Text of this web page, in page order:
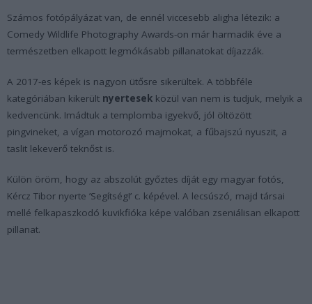
Számos fotópályázat van, de ennél viccesebb aligha létezik: a
Comedy Wildlife Photography Awards-on már harmadik éve a
természetben elkapott legmókásabb pillanatokat díjazzák.
A 2017-es képek is nagyon ütősre sikerültek. A többféle
kategóriában kikerült nyertesek közül van nem is tudjuk, melyik a
kedvencünk. Imádtuk a templomba igyekvő, jól öltözött
pingvineket, a vígan motorozó majmokat, a fűbajszú nyuszit, a
taslit lekeverő teknőst is.
Külön öröm, hogy az abszolút győztes díját egy magyar fotós,
Kércz Tibor nyerte ’Segítség!’ c. képével. A lecsúszó, majd társai
mellé felkapaszkodó kuvikfióka képe valóban zseniálisan elkapott
pillanat.